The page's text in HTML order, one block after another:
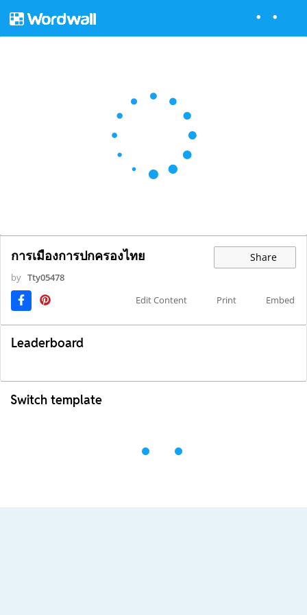
การเมืองการปกครองไทย Share
by Tty05478
Edit Content
Print Embed
Leaderboard
Switch template